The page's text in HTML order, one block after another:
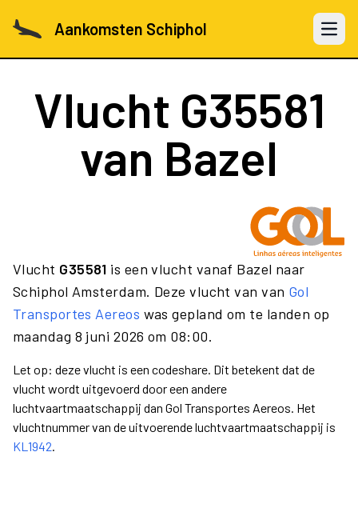
Aankomsten Schiphol Open
Vlucht G35581
van Bazel
Vlucht G35581 is een vlucht vanaf Bazel naar
Schiphol Amsterdam. Deze vlucht van van Gol
Transportes Aereos was gepland om te landen op
maandag 8 juni 2026 om 08:00.
Let op: deze vlucht is een codeshare. Dit betekent dat de
vlucht wordt uitgevoerd door een andere
luchtvaartmaatschappij dan Gol Transportes Aereos. Het
vluchtnummer van de uitvoerende luchtvaartmaatschappij is
KL1942.